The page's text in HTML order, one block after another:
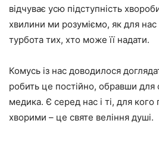
відчуває усю підступність
хвилини ми розуміємо, як для нас
турбота тих, хто може її надати.
Комусь із нас доводилося
робить це постійно, обравши для
медика. Є серед нас і ті, для кого
хворими – це святе веління душі.